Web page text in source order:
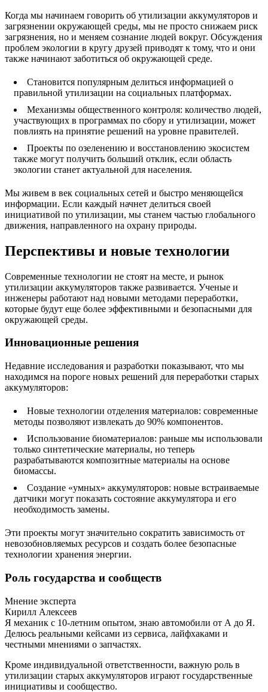
Когда мы начинаем говорить об утилизации аккумуляторов и
загрязнении окружающей среды, мы не просто снижаем риск
загрязнения, но и меняем сознание людей вокруг. Обсуждения
проблем экологии в кругу друзей приводят к тому, что и они
также начинают заботиться об окружающей среде.
Становится популярным делиться информацией о
правильной утилизации на социальных платформах.
Механизмы общественного контроля: количество людей,
участвующих в программах по сбору и утилизации, может
повлиять на принятие решений на уровне правителей.
Проекты по озеленению и восстановлению экосистем
также могут получить больший отклик, если область
экологии станет актуальной для населения.
Мы живем в век социальных сетей и быстро меняющейся
информации. Если каждый начнет делиться своей
инициативой по утилизации, мы станем частью глобального
движения, направленного на охрану природы.
Перспективы и новые технологии
Современные технологии не стоят на месте, и рынок
утилизации аккумуляторов также развивается. Ученые и
инженеры работают над новыми методами переработки,
которые будут еще более эффективными и безопасными для
окружающей среды.
Инновационные решения
Недавние исследования и разработки показывают, что мы
находимся на пороге новых решений для переработки старых
аккумуляторов:
Новые технологии отделения материалов: современные
методы позволяют извлекать до 90% компонентов.
Использование биоматериалов: раньше мы использовали
только синтетические материалы, но теперь
разрабатываются композитные материалы на основе
биомассы.
Создание «умных» аккумуляторов: новые встраиваемые
датчики могут показать состояние аккумулятора и его
необходимость замены.
Эти проекты могут значительно сократить зависимость от
невозобновляемых ресурсов и создать более безопасные
технологии хранения энергии.
Роль государства и сообществ
Мнение эксперта
Кирилл Алексеев
Я механик с 10-летним опытом, знаю автомобили от А до Я.
Делюсь реальными кейсами из сервиса, лайфхаками и
честными мнениями о запчастях.
Кроме индивидуальной ответственности, важную роль в
утилизации старых аккумуляторов играют государственные
инициативы и сообщество.